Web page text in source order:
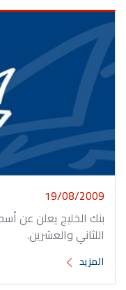
19/08/2009
بنك الخليج يعلن عن
اللثاني والعشرين.
المزيد